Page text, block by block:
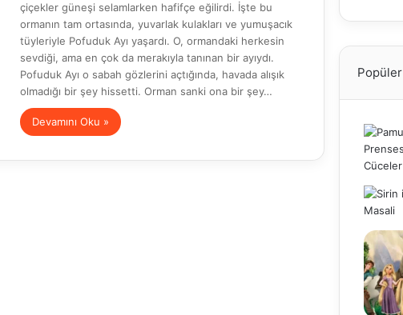
çiçekler güneşi selamlarken hafifçe eğilirdi. İşte bu
ormanın tam ortasında, yuvarlak kulakları ve yumuşacık
tüyleriyle Pofuduk Ayı yaşardı. O, ormandaki herkesin
sevdiği, ama en çok da merakıyla tanınan bir ayıydı.
Pofuduk Ayı o sabah gözlerini açtığında, havada alışık
olmadığı bir şey hissetti. Orman sanki ona bir şey…
Devamını Oku »
Popüler